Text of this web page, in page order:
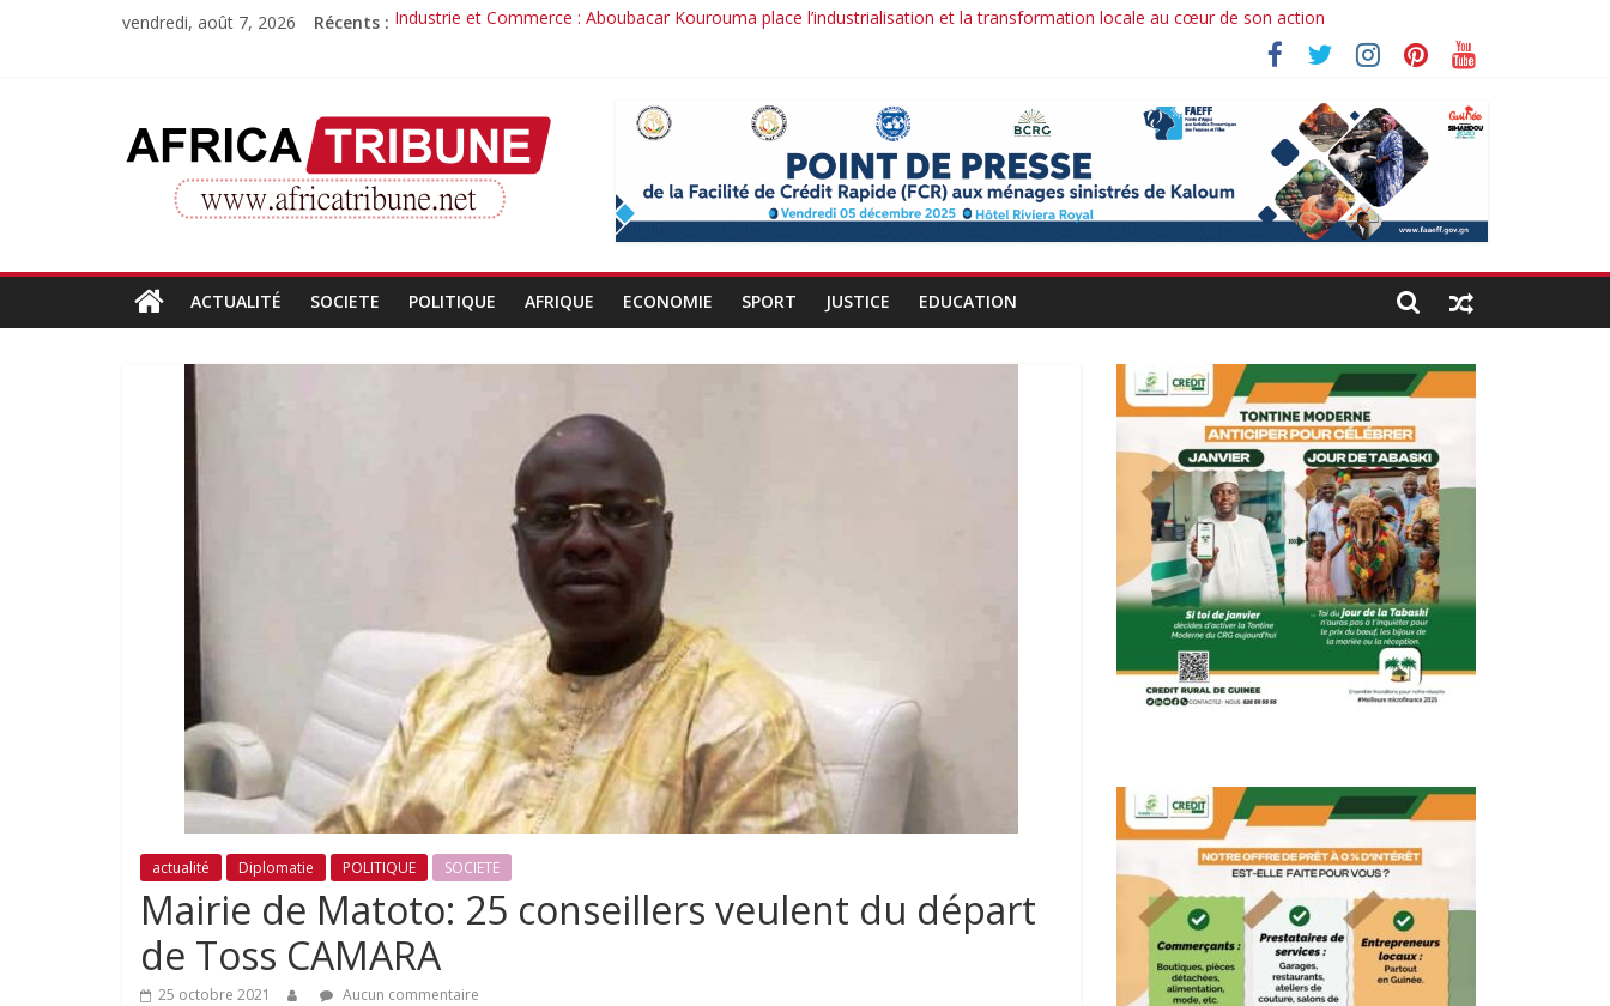
vendredi, août 7, 2026 Récents : Industrie et Commerce : Aboubacar Kourouma place l’industrialisation et la transformation locale au cœur de son action
Djiba Diakité reconduit : la confiance renouvelée envers un homme de résultats
Le parcours inspirant d’un officier au service du Président et de son pays.
AfricaTribune
d'informations
ACTUALITÉ SOCIETE POLITIQUE AFRIQUE ECONOMIE SPORT JUSTICE EDUCATION
actualité Diplomatie POLITIQUE SOCIETE
Mairie de Matoto: 25 conseillers veulent du départ
de Toss CAMARA
25 octobre 2021 Aucun commentaire